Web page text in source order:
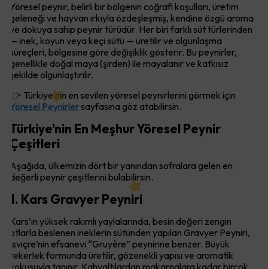
Yöresel peynir, belirli bir bölgenin coğrafi koşulları, üretim
geleneği ve hayvan ırkıyla özdeşleşmiş, kendine özgü aroma
ve dokuya sahip peynir türüdür. Her biri farklı süt türlerinden
— inek, koyun veya keçi sütü — üretilir ve olgunlaşma
süreçleri, bölgesine göre değişiklik gösterir. Bu peynirler,
genellikle doğal maya (şirden) ile mayalanır ve katkısız
şekilde olgunlaştırılır.
👉 Türkiye’nin en sevilen yöresel peynirlerini görmek için
Yöresel Peynirlersayfasına göz atabilirsin.
Türkiye’nin En Meşhur Yöresel Peynir
Çeşitleri
Aşağıda, ülkemizin dört bir yanından sofralara gelen en
değerli peynir çeşitlerini bulabilirsin.
1. Kars Gravyer Peyniri
Kars’ın yüksek rakımlı yaylalarında, besin değeri zengin
otlarla beslenen ineklerin sütünden yapılan Gravyer Peyniri,
İsviçre’nin efsanevi “Gruyère” peynirine benzer. Büyük
tekerlek formunda üretilir, gözenekli yapısı ve aromatik
kokusuyla tanınır. Kahvaltılardan makarnalara kadar birçok